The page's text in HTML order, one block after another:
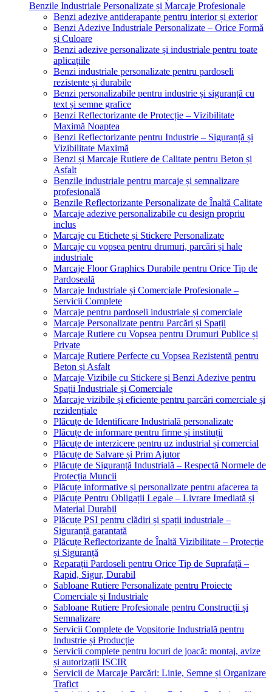
Benzile Industriale Personalizate și Marcaje Profesionale
Benzi adezive antiderapante pentru interior și exterior
Benzi Adezive Industriale Personalizate – Orice Formă
și Culoare
Benzi adezive personalizate și industriale pentru toate
aplicațiile
Benzi industriale personalizate pentru pardoseli
rezistente și durabile
Benzi personalizabile pentru industrie și siguranță cu
text și semne grafice
Benzi Reflectorizante de Protecție – Vizibilitate
Maximă Noaptea
Benzi Reflectorizante pentru Industrie – Siguranță și
Vizibilitate Maximă
Benzi și Marcaje Rutiere de Calitate pentru Beton și
Asfalt
Benzile industriale pentru marcaje și semnalizare
profesională
Benzile Reflectorizante Personalizate de Înaltă Calitate
Marcaje adezive personalizabile cu design propriu
inclus
Marcaje cu Etichete și Stickere Personalizate
Marcaje cu vopsea pentru drumuri, parcări și hale
industriale
Marcaje Floor Graphics Durabile pentru Orice Tip de
Pardoseală
Marcaje Industriale și Comerciale Profesionale –
Servicii Complete
Marcaje pentru pardoseli industriale și comerciale
Marcaje Personalizate pentru Parcări și Spații
Marcaje Rutiere cu Vopsea pentru Drumuri Publice și
Private
Marcaje Rutiere Perfecte cu Vopsea Rezistentă pentru
Beton și Asfalt
Marcaje Vizibile cu Stickere și Benzi Adezive pentru
Spații Industriale și Comerciale
Marcaje vizibile și eficiente pentru parcări comerciale și
rezidențiale
Plăcuțe de Identificare Industrială personalizate
Plăcuțe de informare pentru firme și instituții
Plăcuțe de interzicere pentru uz industrial și comercial
Plăcuțe de Salvare și Prim Ajutor
Plăcuțe de Siguranță Industrială – Respectă Normele de
Protecția Muncii
Plăcuțe informative și personalizate pentru afacerea ta
Plăcuțe Pentru Obligații Legale – Livrare Imediată și
Material Durabil
Plăcuțe PSI pentru clădiri și spații industriale –
Siguranță garantată
Plăcuțe Reflectorizante de Înaltă Vizibilitate – Protecție
și Siguranță
Reparații Pardoseli pentru Orice Tip de Suprafață –
Rapid, Sigur, Durabil
Sabloane Rutiere Personalizate pentru Proiecte
Comerciale și Industriale
Sabloane Rutiere Profesionale pentru Construcții și
Semnalizare
Servicii Complete de Vopsitorie Industrială pentru
Industrie și Producție
Servicii complete pentru locuri de joacă: montaj, avize
și autorizații ISCIR
Servicii de Marcaje Parcări: Linie, Semne și Organizare
Trafict